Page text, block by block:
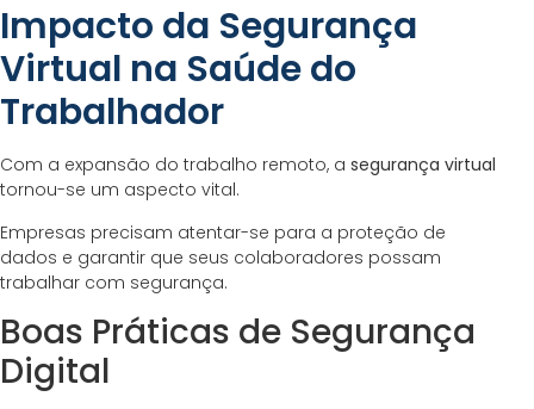
Impacto da Segurança
Virtual na Saúde do
Trabalhador
Com a expansão do trabalho remoto, a segurança virtual
tornou-se um aspecto vital.
Empresas precisam atentar-se para a proteção de
dados e garantir que seus colaboradores possam
trabalhar com segurança.
Boas Práticas de Segurança
Digital